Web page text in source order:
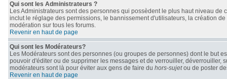
Qui sont les Administrateurs ?
Les Administrateurs sont des personnes qui possèdent le plus haut niveau
inclut le réglage des permissions, le bannissement d'utilisateurs, la création
modération sur tous les forums.
Revenir en haut de page
Qui sont les Modérateurs?
Les Modérateurs sont des personnes (ou groupes de personnes) dont le but
pouvoir d'éditer ou de supprimer les messages et de verrouiller,
modérateurs sont là pour éviter aux gens de faire du hors-sujetou de poster
Revenir en haut de page